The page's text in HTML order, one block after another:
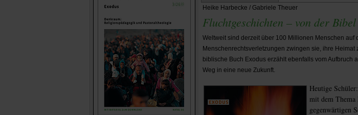
Heike Harbecke / Gabriele Theuer
Fluchtgeschichten – von der
Weltweit sind derzeit über 100 Millionen Menschen auf
Menschenrechtsverletzungen zwingen sie, ihre
biblische Buch Exodus erzählt ebenfalls vom Aufbruch
Weg in eine neue Zukunft.
Heutige
mit dem
gegenwärtigen